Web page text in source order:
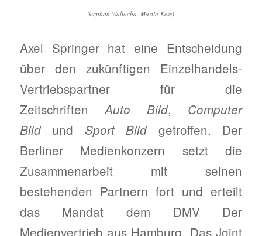
Stephan Wallocha, Martin Kess)
Axel Springer hat eine Entscheidung
über den zukünftigen Einzelhandels-
Vertriebspartner für die
ZeitschriftenAuto Bild, Computer
Bildund Sport Bildgetroffen. Der
Berliner Medienkonzern setzt die
Zusammenarbeit mit seinen
bestehenden Partnern fort und erteilt
das Mandat dem DMV Der
Medienvertrieb aus Hamburg. Das Joint